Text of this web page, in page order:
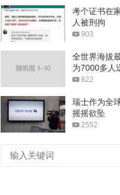
考个证书在
人被刑拘
903
全世界海拔
为7000多人
822
瑞士作为全
摇摇欲坠
2552